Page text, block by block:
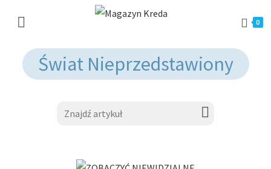
0
Świat Nieprzedstawiony